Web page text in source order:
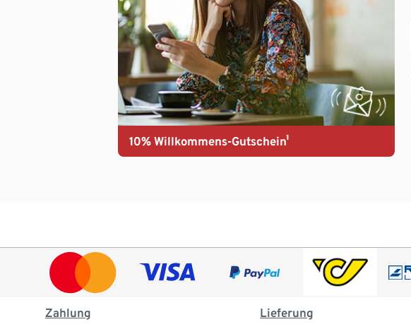
10% Willkommens-Gutschein¹
Zahlung Lieferung